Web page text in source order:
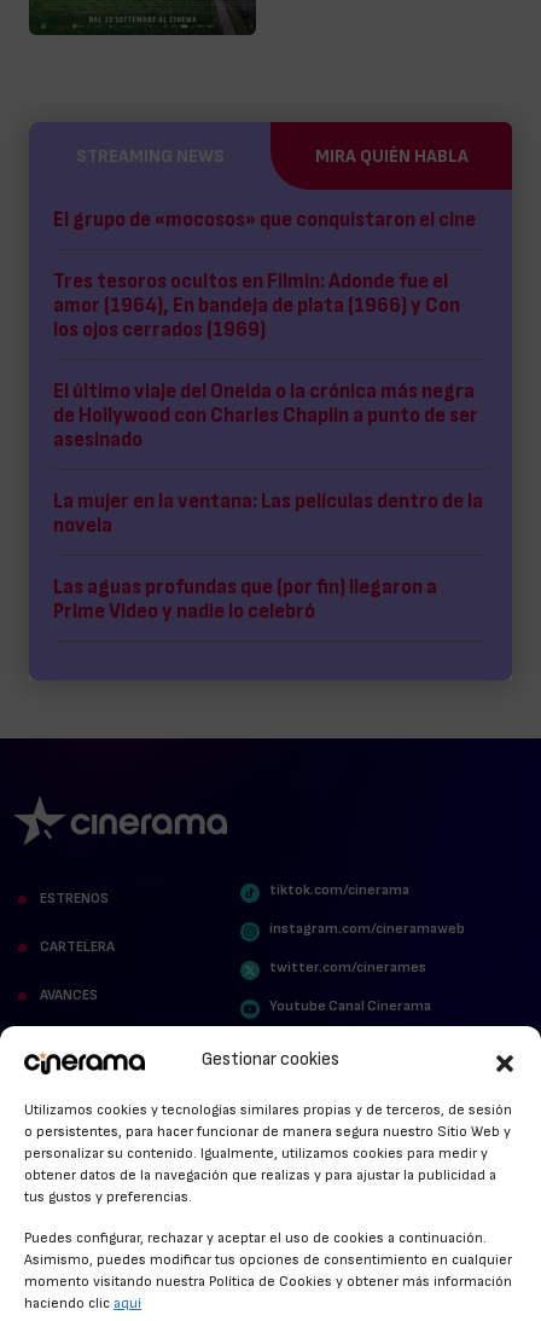
Gestionar cookies
Utilizamos cookies y tecnologías similares propias y de terceros, de sesión
o persistentes, para hacer funcionar de manera segura nuestro Sitio Web y
personalizar su contenido. Igualmente, utilizamos cookies para medir y
obtener datos de la navegación que realizas y para ajustar la publicidad a
tus gustos y preferencias.
Puedes configurar, rechazar y aceptar el uso de cookies a continuación.
Asimismo, puedes modificar tus opciones de consentimiento en cualquier
momento visitando nuestra Política de Cookies y obtener más información
haciendo clic aquí
STREAMING NEWS MIRA QUIÉN HABLA
El grupo de «mocosos» que conquistaron el cine
Tres tesoros ocultos en Filmin: Adonde fue el
amor (1964), En bandeja de plata (1966) y Con
los ojos cerrados (1969)
El último viaje del Oneida o la crónica más negra
de Hollywood con Charles Chaplin a punto de ser
asesinado
La mujer en la ventana: Las películas dentro de la
novela
Las aguas profundas que (por fin) llegaron a
Prime Video y nadie lo celebró
ESTRENOS
CARTELERA
AVANCES
STREAMING NEWS
ANUNCIOS DE CINE
tiktok.com/cinerama
instagram.com/cineramaweb
twitter.com/cinerames
Youtube Canal Cinerama